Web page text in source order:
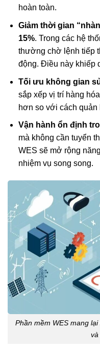
hoàn toàn.
Giảm thời gian
15%. Trong các hệ
thường chờ lệnh tiếp
động. Điều này khiếp
Tối ưu không gian
sắp xếp vị trí hàng
hơn so với cách quản
Vận hành ổn định
mà không cần tuyển
WES sẽ mở rộng
nhiệm vụ song song.
Phần mềm WES mang
và